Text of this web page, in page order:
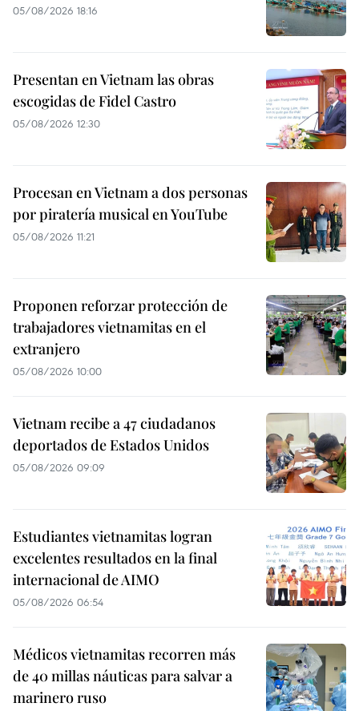
05/08/2026 18:16
Presentan en Vietnam las obras
escogidas de Fidel Castro
05/08/2026 12:30
Procesan en Vietnam a dos personas
por piratería musical en YouTube
05/08/2026 11:21
Proponen reforzar protección de
trabajadores vietnamitas en el
extranjero
05/08/2026 10:00
Vietnam recibe a 47 ciudadanos
deportados de Estados Unidos
05/08/2026 09:09
Estudiantes vietnamitas logran
excelentes resultados en la final
internacional de AIMO
05/08/2026 06:54
Médicos vietnamitas recorren más
de 40 millas náuticas para salvar a
marinero ruso